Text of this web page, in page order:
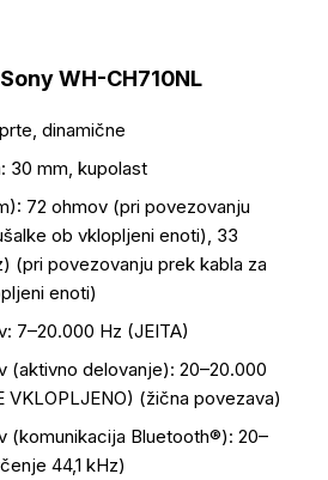
WH-CH710NL
dinamične
30 mm, kupolast
72 ohmov (pri povezovanju
ob vklopljeni enoti), 33
(pri povezovanju prek kabla za
enoti)
7–20.000 Hz (JEITA)
(aktivno delovanje): 20–20.000
VKLOPLJENO) (žična povezava)
(komunikacija Bluetooth®): 20–
44,1 kHz)